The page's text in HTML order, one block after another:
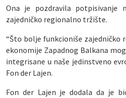
Ona je pozdravila potpisivanje
zajedničko regionalno tržište.
“Što bolje funkcioniše
ekonomije Zapadnog Balkana
integrisane u naše jedinstveno
Fon der Lajen.
Fon der Lajen je dodala da je